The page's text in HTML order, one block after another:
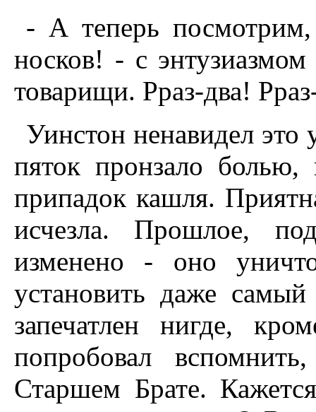
- А теперь
носков! - с
товарищи. Рраз-два!
Уинстон ненавидел это
пяток пронзало болью,
припадок кашля.
исчезла. Прошлое,
изменено - оно
установить даже
запечатлен нигде,
попробовал
Старшем Брате.